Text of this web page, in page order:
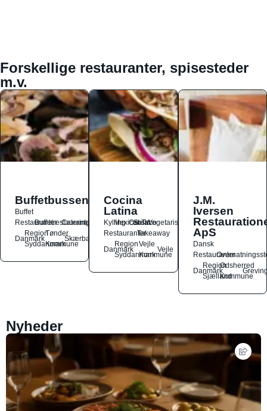
Forskellige restauranter, spisesteder
m.v.
Buffetbussen
Buffet
Restauranter
Buffetrestauranter
Catering
Danmark
Region
Syddanmark
Tønder
Kommune
Skærbæk
Cocina
Latina
Kylling
Mexicansk
OstSalat
TacoVegetarisk
RestauranterTakeaway
Danmark
Region
Syddanmark
Vejle
Kommune
Vejle
J.M.
Iversen
ApS
Dansk
Restauranter
Danmark
Region
Sjælland
Odsherred
Kommune
Nyheder